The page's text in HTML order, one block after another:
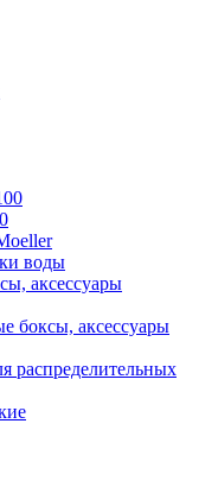
воды
аксессуары
боксы, аксессуары
распределительных